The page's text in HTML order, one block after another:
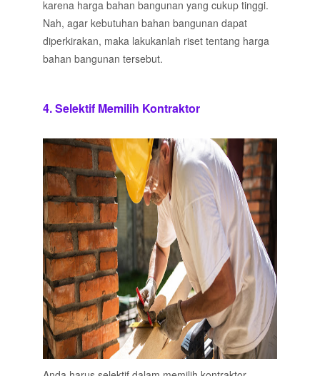
karena harga bahan bangunan yang cukup tinggi.
Nah, agar kebutuhan bahan bangunan dapat
diperkirakan, maka lakukanlah riset tentang harga
bahan bangunan tersebut.
4. Selektif Memilih Kontraktor